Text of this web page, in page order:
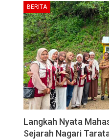
BERITA
Langkah Nyata
Sejarah Nagari